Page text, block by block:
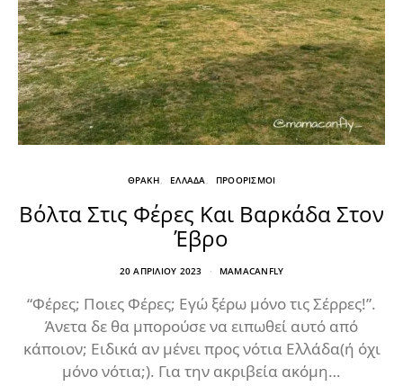
ΘΡΑΚΗ ΕΛΛΑΔΑ ΠΡΟΟΡΙΣΜΟΙ
Βόλτα Στις Φέρες Και Βαρκάδα Στον
Έβρο
20 ΑΠΡΙΛΊΟΥ 2023 MAMACANFLY
“Φέρες; Ποιες Φέρες; Εγώ ξέρω μόνο τις Σέρρες!”.
Άνετα δε θα μπορούσε να ειπωθεί αυτό από
κάποιον; Ειδικά αν μένει προς νότια Ελλάδα(ή όχι
μόνο νότια;). Για την ακριβεία ακόμη…